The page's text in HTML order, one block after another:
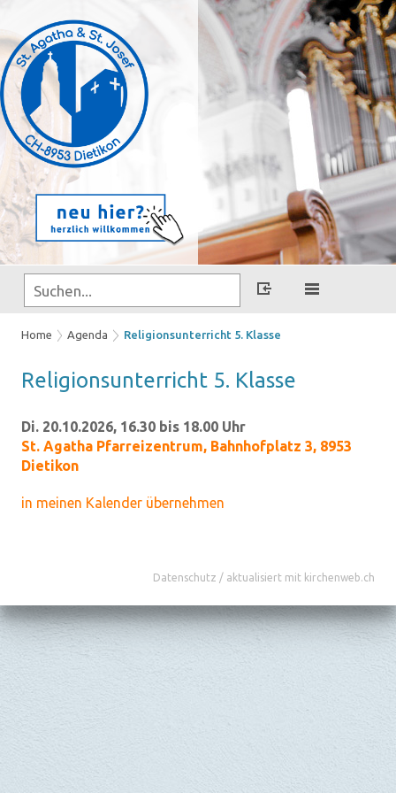
Home Agenda Religionsunterricht 5. Klasse
Re­li­gi­ons­un­ter­richt 5. Klas­se
Di. 20.10.2026, 16.30 bis 18.00 Uhr
St. Agatha Pfarreizentrum, Bahnhofplatz 3, 8953
Dietikon
in meinen Kalender übernehmen
Datenschutz / aktualisiert mit kirchenweb.ch